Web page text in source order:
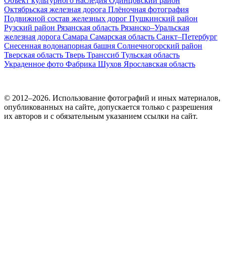
Октябрьская железная дорога Плёночная фотография
Подвижной состав железных дорог Пушкинский район
Рузский район Рязанская область Рязанско–Уральская
железная дорога Самара Самарская область Санкт–Петербург
Снесенная водонапорная башня Солнечногорский район
Тверская область Тверь Транссиб Тульская область
Украденное фото Фабрика Шухов Ярославская область
© 2012–2026. Использование фотографий и иных материалов,
опубликованных на сайте, допускается только с разрешения
их авторов и c обязательным указанием ссылки на сайт.